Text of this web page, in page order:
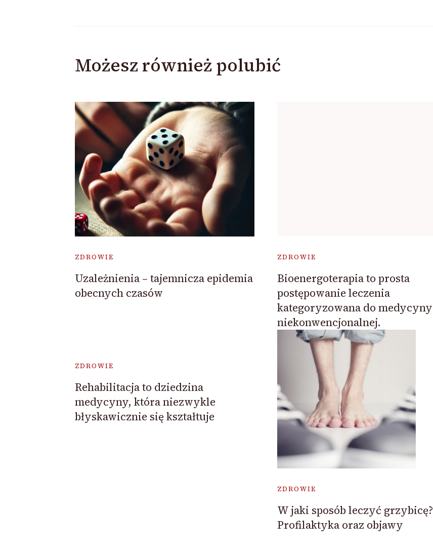
Możesz również polubić
ZDROWIE
Uzależnienia – tajemnicza epidemia
obecnych czasów
ZDROWIE
Bioenergoterapia to prosta
postępowanie leczenia
kategoryzowana do medycyny
niekonwencjonalnej.
ZDROWIE
Rehabilitacja to dziedzina
medycyny, która niezwykle
błyskawicznie się kształtuje
ZDROWIE
W jaki sposób leczyć grzybicę?
Profilaktyka oraz objawy